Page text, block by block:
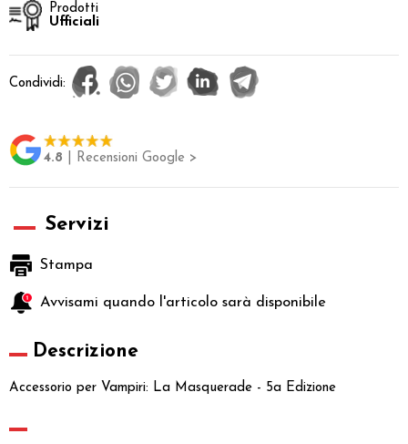
Prodotti
Ufficiali
Condividi:
4.8 | Recensioni Google >
Servizi
Stampa
Avvisami quando l'articolo sarà disponibile
Descrizione
Accessorio per Vampiri: La Masquerade - 5a Edizione